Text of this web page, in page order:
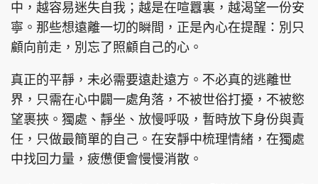
頭條搵工 EDUPLUS
關於我們
聯絡我們
隱私政策聲明
使用條款
版權及免責聲明
中，越容易迷失自我；越是在喧囂裏，越渴望一份安
寧。那些想遠離一切的瞬間，正是內心在提醒：別只
顧向前走，別忘了照顧自己的心。
真正的平靜，未必需要遠赴遠方。不必真的逃離世
界，只需在心中闢一處角落，不被世俗打擾，不被慾
望裹挾。獨處、靜坐、放慢呼吸，暫時放下身份與責
任，只做最簡單的自己。在安靜中梳理情緒，在獨處
中找回力量，疲憊便會慢慢消散。